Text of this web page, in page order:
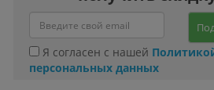
Я согласен с нашей
персональных данных